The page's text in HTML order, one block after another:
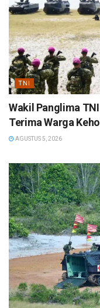
TNI
Wakil Panglima
Terima Warga
AGUSTUS 5, 2026